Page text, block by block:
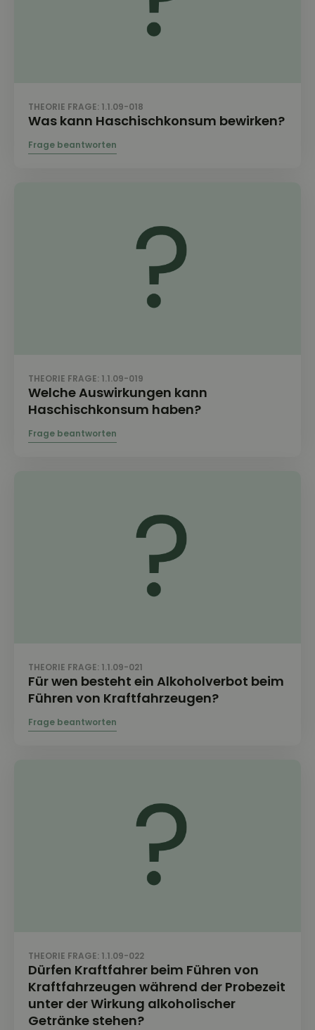
THEORIE FRAGE: 1.1.09-018
Was kann Haschischkonsum bewirken?
THEORIE FRAGE: 1.1.09-019
Welche Auswirkungen kann
Haschischkonsum haben?
THEORIE FRAGE: 1.1.09-021
Für wen besteht ein Alkoholverbot beim
Führen von Kraftfahrzeugen?
THEORIE FRAGE: 1.1.09-022
Dürfen Kraftfahrer beim Führen von
Kraftfahrzeugen während der Probezeit
unter der Wirkung alkoholischer
Getränke stehen?